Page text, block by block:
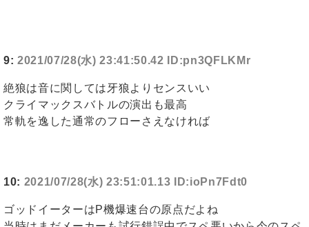
9: 2021/07/28(水) 23:41:50.42 ID:pn3QFLKMr
絶狼は音に関しては牙狼よりセンスいい
クライマックスバトルの演出も最高
常軌を逸した通常のフローさえなければ
10: 2021/07/28(水) 23:51:01.13 ID:ioPn7Fdt0
ゴッドイーターはP機爆速台の原点だよね